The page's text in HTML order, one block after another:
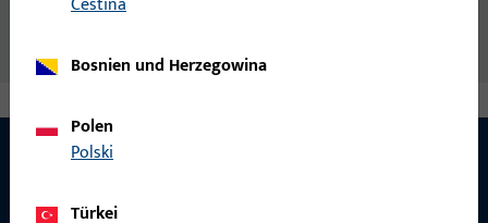
Bosnien und Herzegowina
Polen
Polski
Türkei